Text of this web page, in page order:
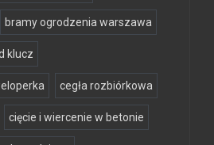
bramy ogrodzenia warszawa
klucz
cegła rozbiórkowa
cięcie i wiercenie w betonie